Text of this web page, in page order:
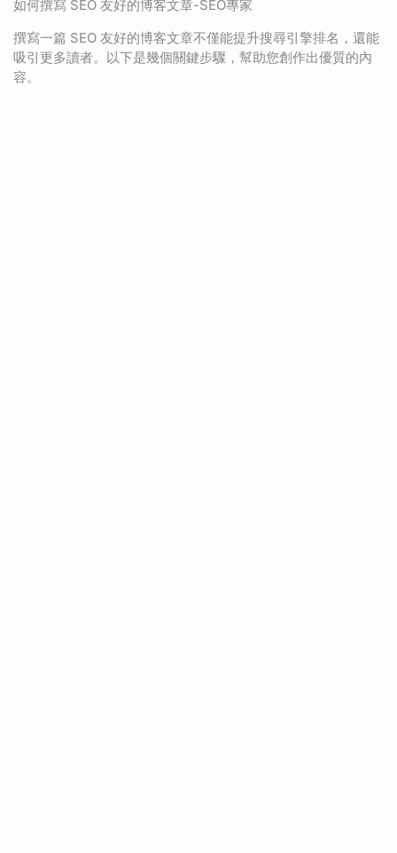
如何撰寫 SEO 友好的博客文章-SEO專家
撰寫一篇 SEO 友好的博客文章不僅能提升搜尋引擎排名，還能
吸引更多讀者。以下是幾個關鍵步驟，幫助您創作出優質的內
容。